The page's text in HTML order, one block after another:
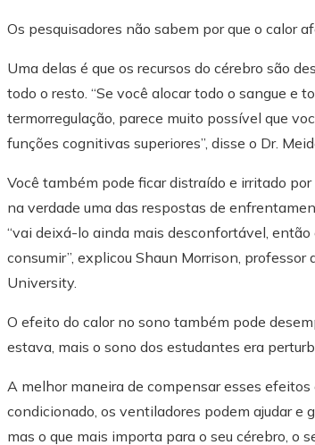
Os pesquisadores não sabem por que o calor
Uma delas é que os recursos do cérebro são
todo o resto. “Se você alocar todo o sangue e
termorregulação, parece muito possível que
funções cognitivas superiores”, disse o Dr.
Você também pode ficar distraído e irritado
na verdade uma das respostas de
“vai deixá-lo ainda mais desconfortável,
consumir”, explicou Shaun Morrison,
University.
O efeito do calor no sono também pode
estava, mais o sono dos estudantes era
A melhor maneira de compensar esses
condicionado, os ventiladores podem ajudar e
mas o que mais importa para o seu cérebro, o